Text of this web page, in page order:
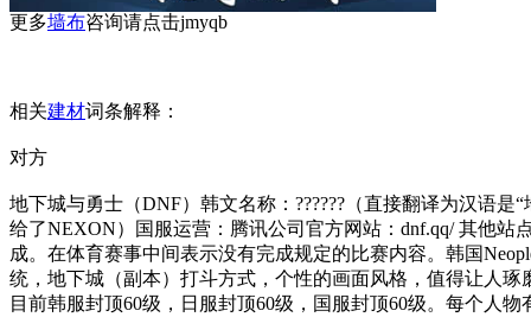
更多墙布咨询请点击jmyqb
相关建材词条解释：
对方
地下城与勇士（DNF）韩文名称：??????（直接翻译为汉语
给了NEXON）国服运营：腾讯公司官方网站：dnf.qq/ 其他站
成。在体育赛事中间表示没有完成规定的比赛内容。韩国
统，地下城（副本）打斗方式，个性的画面风格，值得让人
目前韩服封顶60级，日服封顶60级，国服封顶60级。每个人